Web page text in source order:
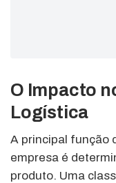
O Impacto
Logística
A principal função
empresa é
produto. Uma